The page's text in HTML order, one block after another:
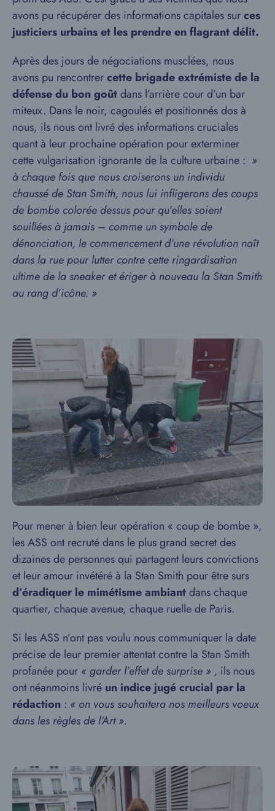
avons pu récupérer des informations capitales surces
justiciers urbains et les prendre en flagrant délit.
Après des jours de négociations musclées, nous
avons pu rencontrercette brigade extrémiste de la
défense du bon goûtdans l’arrière cour d’un bar
miteux. Dans le noir, cagoulés et positionnés dos à
nous, ils nous ont livré des informations cruciales
quant à leur prochaine opération pour exterminer
cette vulgarisation ignorante de la culture urbaine : »
à chaque fois que nous croiserons un individu
chaussé de Stan Smith, nous lui infligerons des coups
de bombe colorée dessus pour qu’elles soient
souillées à jamais – comme un symbole de
dénonciation, le commencement d’une révolution naît
dans la rue pour lutter contre cette ringardisation
ultime de la sneaker et ériger à nouveau la Stan Smith
au rang d’icône. »
Pour mener à bien leur opération « coup de bombe »,
les ASS ont recruté dans le plus grand secret des
dizaines de personnes qui partagent leurs convictions
et leur amour invétéré à la Stan Smith pour être surs
d’éradiquer le mimétisme ambiantdans chaque
quartier, chaque avenue, chaque ruelle de Paris.
Si les ASS n’ont pas voulu nous communiquer la date
précise de leur premier attentat contre la Stan Smith
profanée pour « garder l’effet de surprise » , ils nous
ont néanmoins livré un indice jugé crucial par la
rédaction : « on vous souhaitera nos meilleurs voeux
dans les règles de l’Art ».